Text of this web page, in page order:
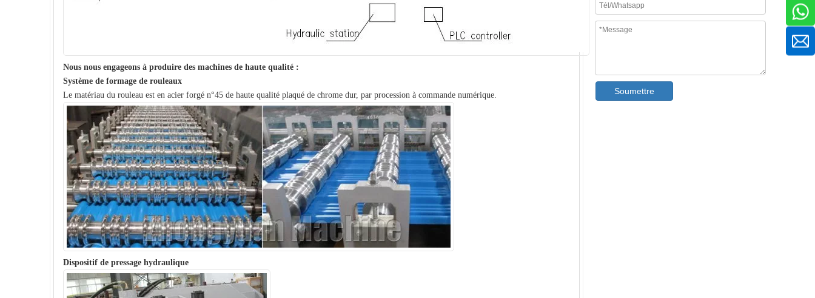
Nous nous engageons à produire des machines de haute qualité :
Système de formage de rouleaux
Le matériau du rouleau est en acier forgé n°45 de haute qualité plaqué de chrome dur, par procession à commande numérique.
Dispositif de pressage hydraulique
Machine de formage de rouleaux de tuiles vitrées à opération facile
Soumettre